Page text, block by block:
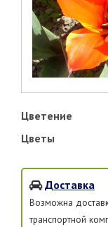
Цветение
Цветы
Доставка
Возможна
транспортной